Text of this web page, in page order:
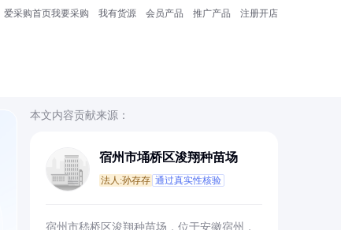
爱采购首页我要采购 我有货源 会员产品 推广产品 注册开店
本文内容贡献来源：
宿州市埇桥区浚翔种苗场
法人:孙存存 通过真实性核验
宿州市嵇桥区浚翔种苗场，位于安徽宿州，